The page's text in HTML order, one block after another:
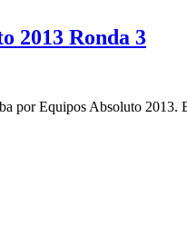
2013 Ronda 3
por Equipos Absoluto